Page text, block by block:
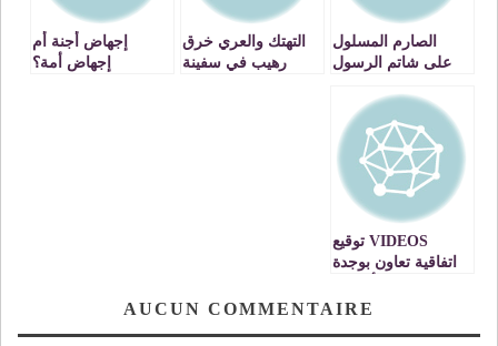
الصارم المسلول
على شاتم الرسول
التهتك والعري خرق
رهيب في سفينة
إجهاض أجنة أم
إجهاض أمة؟
VIDEOS توقيع
اتفاقية تعاون بوجدة
برنامج التدريبAUCUN COMMENTAIRE